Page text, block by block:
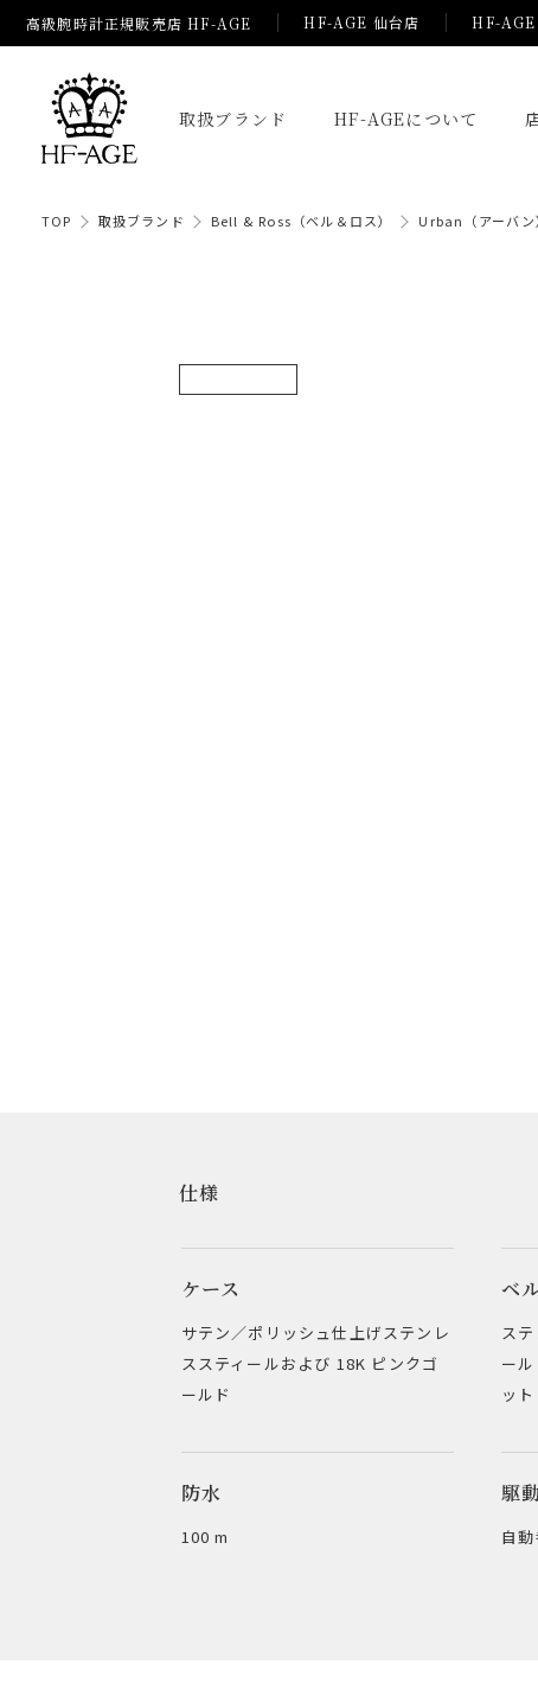
高級腕時計正規販売店 HF-AGE HF-AGE 仙台店 HF-AGE
取扱ブランド HF-AGEについて
TOP 取扱ブランド Bell & Ross（ベル＆ロス） Urban（アーバン
仕様
ケース
サテン／ポリッシュ仕上げステンレ
ススティールおよび 18K ピンクゴ
ールド
ベ
ス
ー
ット
防水
100 m
駆
自動